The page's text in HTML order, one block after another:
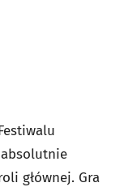
głównej. Gra